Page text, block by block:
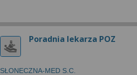
Poradnia lekarza POZ
SŁONECZNA-MED S.C.